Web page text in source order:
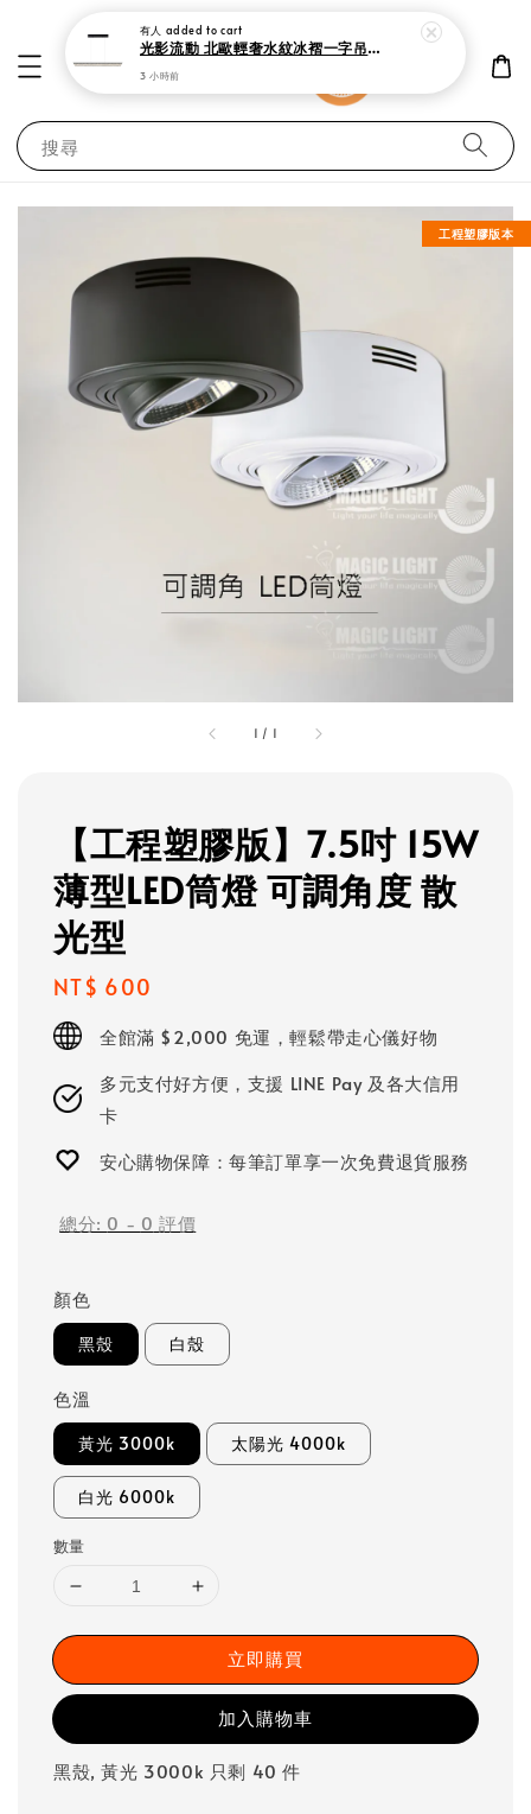
搜尋
1 / 1
工程塑膠版本
【工程塑膠版】7.5吋 15W
薄型LED筒燈 可調角度 散
光型
Regular
price
NT$ 600
全館滿 $2,000 免運，輕鬆帶走心儀好物
多元支付好方便，支援 LINE Pay 及各大信用
卡
安心購物保障：每筆訂單享一次免費退貨服務
總分: 0 - 0 評價
顏色
黑殼 白殼
色溫
黃光 3000k 太陽光 4000k
白光 6000k
數量
立即購買
加入購物車
黑殼, 黃光 3000k 只剩 40 件